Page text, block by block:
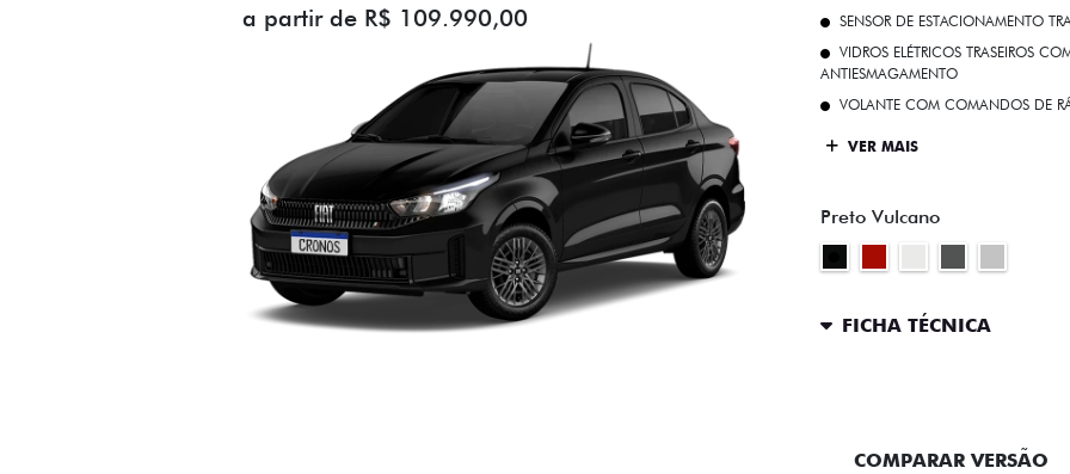
a partir de R$ 109.990,00
SENSOR DE ESTACIONAMENTO
VIDROS ELÉTRICOS TRASEIROS
ANTIESMAGAMENTO
VOLANTE COM COMANDOS DE
VER MAIS
Preto Vulcano
FICHA TÉCNICA
COMPARAR VERSÃO